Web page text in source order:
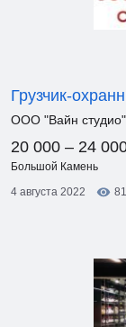
Грузчик-
ООО "Вайн
20 000 – 24
Большой Камень
4 августа 2022